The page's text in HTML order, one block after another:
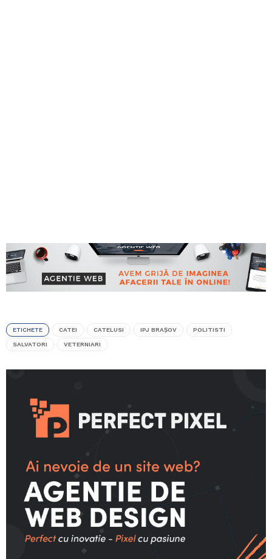
ETICHETE CATEI CATELUSI IPJ BRAŞOV POLITISTI
SALVATORI VETERNIARI